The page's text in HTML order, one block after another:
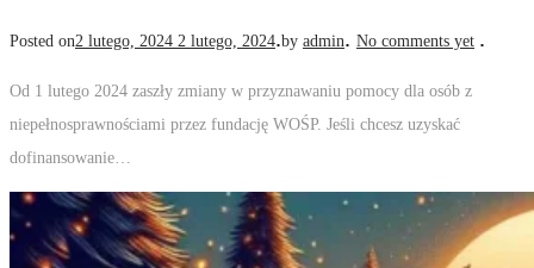
Posted on2 lutego, 2024 2 lutego, 2024.by admin. No comments yet .
Od 1 lutego 2024 zaszły zmiany w przyznawaniu pomocy dla osób z
niepełnosprawnościami przez fundację WOŚP. Jeśli chcesz uzyskać
dofinansowanie…